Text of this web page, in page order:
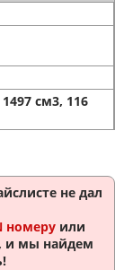
см3, 116
не дал
номеруили
и мы найдем